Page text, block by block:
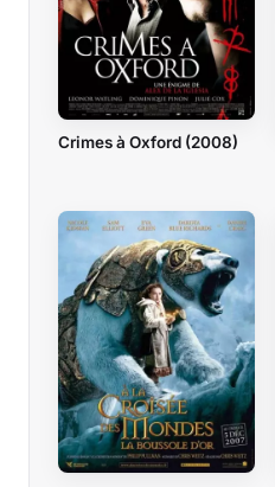
Crimes à Oxford (2008)